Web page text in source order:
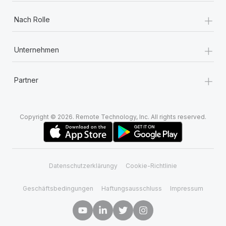
Nach Rolle +
Unternehmen +
Partner +
Copyright © 2026. Remote Technology, Inc. All rights reserved.
Datenschutzerklärungy Cookie-Richtlinie
Geschäftsbedingungen Haftungsausschluss Impressum